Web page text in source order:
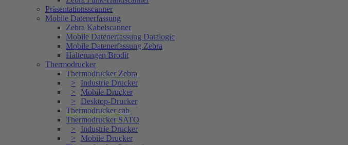
Präsentationsscanner
Mobile Datenerfassung
Zebra Kabelscanner
Mobile Datenerfassung Datalogic
Mobile Datenerfassung Zebra
Halterungen Brodit
Thermodrucker
Thermodrucker Zebra
Industrie Drucker
Mobile Drucker
Desktop-Drucker
Thermodrucker cab
Thermodrucker SATO
Industrie Drucker
Mobile Drucker